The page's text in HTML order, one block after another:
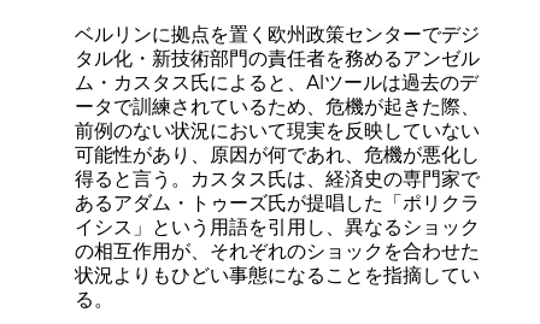
ベルリンに拠点を置く欧州政策センターでデジ
タル化・新技術部門の責任者を務めるアンゼル
ム・カスタス氏によると、AIツールは過去のデ
ータで訓練されているため、危機が起きた際、
前例のない状況において現実を反映していない
可能性があり、原因が何であれ、危機が悪化し
得ると言う。カスタス氏は、経済史の専門家で
あるアダム・トゥーズ氏が提唱した「ポリクラ
イシス」という用語を引用し、異なるショック
の相互作用が、それぞれのショックを合わせた
状況よりもひどい事態になることを指摘してい
る。